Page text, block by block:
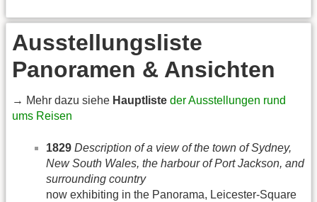
Ausstellungsliste
Panoramen & Ansichten
→ Mehr dazu siehe Hauptliste der Ausstellungen rund
ums Reisen
1829 Description of a view of the town of Sydney,
New South Wales, the harbour of Port Jackson, and
surrounding country
now exhibiting in the Panorama, Leicester-Square